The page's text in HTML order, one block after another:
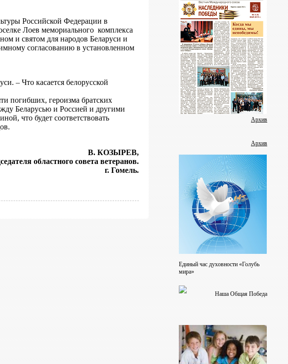
Российской Федерации в
Лоев мемориального комплекса
и святом для народов Беларуси и
согласованию в установленном
– Что касается белорусской
погибших, героизма братских
Беларусью и Россией и другими
что будет соответствовать
В. КОЗЫРЕВ,
областного совета ветеранов.
г. Гомель.
Информация для участников
Дневник фестиваля
Пресса о нас
Фотогалерея
Аудиоролики
Видеогалерея
Пресс-релизы
Школа журналистики
В помощь защитнику отечества
Методичка
Социальные ролики
Аналитика
Архив
Архив
Единый час духовности «Голубь
мира»
Наша Общая Победа